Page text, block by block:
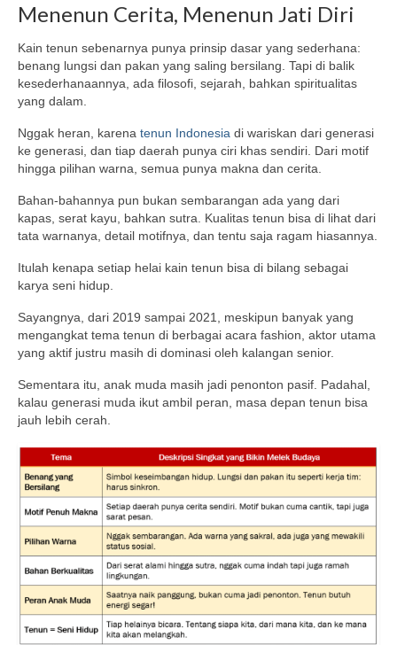
Menenun Cerita, Menenun Jati Diri
Kain tenun sebenarnya punya prinsip dasar yang sederhana:
benang lungsi dan pakan yang saling bersilang. Tapi di balik
kesederhanaannya, ada filosofi, sejarah, bahkan spiritualitas
yang dalam.
Nggak heran, karena tenun Indonesia di wariskan dari generasi
ke generasi, dan tiap daerah punya ciri khas sendiri. Dari motif
hingga pilihan warna, semua punya makna dan cerita.
Bahan-bahannya pun bukan sembarangan ada yang dari
kapas, serat kayu, bahkan sutra. Kualitas tenun bisa di lihat dari
tata warnanya, detail motifnya, dan tentu saja ragam hiasannya.
Itulah kenapa setiap helai kain tenun bisa di bilang sebagai
karya seni hidup.
Sayangnya, dari 2019 sampai 2021, meskipun banyak yang
mengangkat tema tenun di berbagai acara fashion, aktor utama
yang aktif justru masih di dominasi oleh kalangan senior.
Sementara itu, anak muda masih jadi penonton pasif. Padahal,
kalau generasi muda ikut ambil peran, masa depan tenun bisa
jauh lebih cerah.